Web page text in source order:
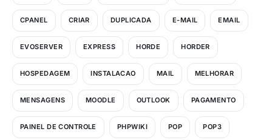
CPANEL CRIAR DUPLICADA E-MAIL EMAIL
EVOSERVER EXPRESS HORDE HORDER
HOSPEDAGEM INSTALACAO MAIL MELHORAR
MENSAGENS MOODLE OUTLOOK PAGAMENTO
PAINEL DE CONTROLE PHPWIKI POP POP3